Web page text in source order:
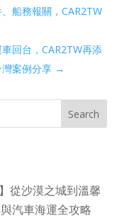
船務報關，CAR2TW
回台，CAR2TW再添
案例分享→
Search
從沙漠之城到溫馨
汽車海運全攻略